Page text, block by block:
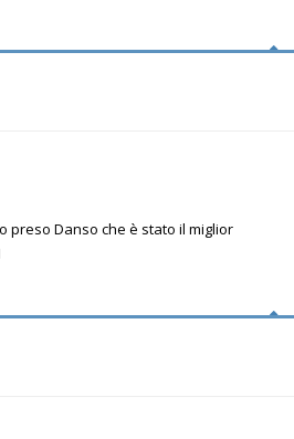
preso Danso che è stato il miglior